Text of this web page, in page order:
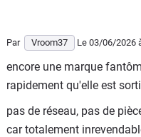
Par Vroom37 Le 03/06/2026
encore une marque
rapidement qu'elle est
pas de réseau, pas de
car totalement